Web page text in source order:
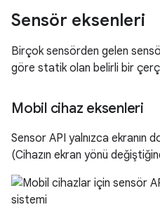
Sensör eksenleri
Birçok sensörden gelen
göre statik olan belirli bir
Mobil cihaz eksenleri
Sensor API yalnızca ekranın
(Cihazın ekran yönü